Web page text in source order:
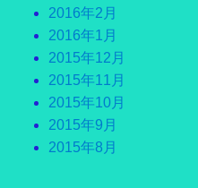
2016年2月
2016年1月
2015年12月
2015年11月
2015年10月
2015年9月
2015年8月